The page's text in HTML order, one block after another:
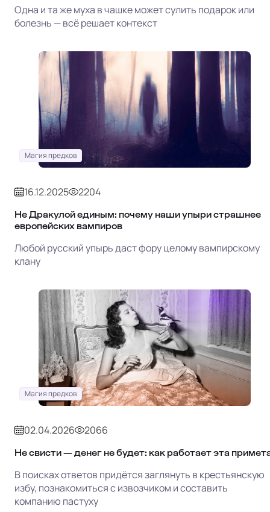
Одна и та же муха в чашке может сулить подарок или
болезнь — всё решает контекст
Магия предков
16.12.2025 2204
Не Дракулой единым: почему наши упыри страшнее
европейских вампиров
Любой русский упырь даст фору целому вампирскому
клану
Магия предков
02.04.2026 2066
Не свисти — денег не будет: как работает эта
В поисках ответов придётся заглянуть в крестьянскую
избу, познакомиться с извозчиком и составить
компанию пастуху